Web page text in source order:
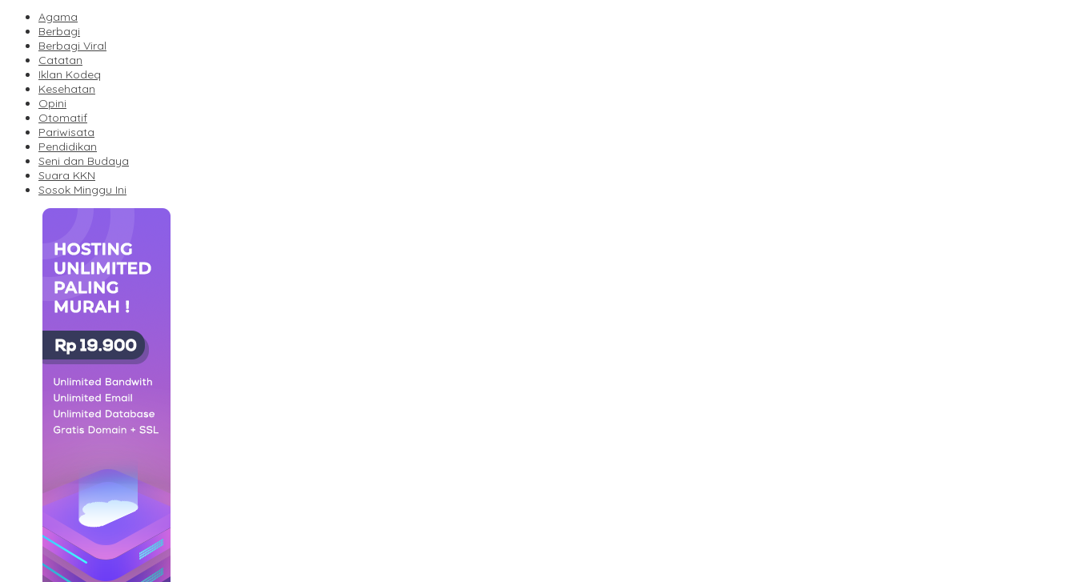
Agama
Berbagi
Berbagi Viral
Catatan
Iklan Kodeq
Kesehatan
Opini
Otomatif
Pariwisata
Pendidikan
Seni dan Budaya
Suara KKN
Sosok Minggu Ini